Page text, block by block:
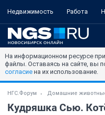
Недвижимость Работа
На информационном ресурсе
файлы. Оставаясь на сайте, вы
согласие на их использование.
НГС.Форум Домашние
Кудряшка Сью.